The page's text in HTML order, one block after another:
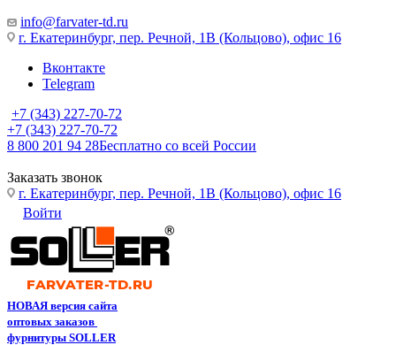
info@farvater-td.ru
г. Екатеринбург, пер. Речной, 1В (Кольцово), офис 16
Вконтакте
Telegram
+7 (343) 227-70-72
+7 (343) 227-70-72
8 800 201 94 28Бесплатно со всей России
Заказать звонок
г. Екатеринбург, пер. Речной, 1В (Кольцово), офис 16
Войти
НОВАЯ версия сайта
оптовых заказов
фурнитуры SOLLER